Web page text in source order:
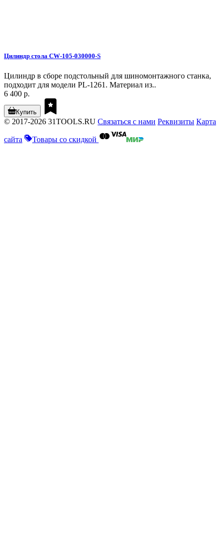
Цилиндр стола CW-105-030000-S
Цилиндр в сборе подстольный для шиномонтажного станка,
подходит для модели PL-1261. Материал из..
6 400 р.
Купить
© 2017-2026 31TOOLS.RU Связаться с нами Реквизиты Карта
сайта Товары со скидкой